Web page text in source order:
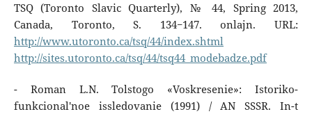
TSQ (Toronto Slavic Quarterly), № 44, Spring 2013,
Canada, Toronto, S. 134−147. onlajn. URL:
http://www.utoronto.ca/tsq/44/index.shtml
http://sites.utoronto.ca/tsq/44/tsq44_modebadze.pdf
- Roman L.N. Tolstogo «Voskresenie»: Istoriko-
funkcional'noe issledovanie (1991) / AN SSSR. In-t